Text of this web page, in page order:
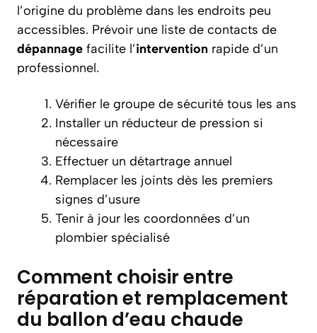
l’origine du problème dans les endroits peu
accessibles. Prévoir une liste de contacts de
dépannage facilite l’intervention rapide d’un
professionnel.
Vérifier le groupe de sécurité tous les ans
Installer un réducteur de pression si
nécessaire
Effectuer un détartrage annuel
Remplacer les joints dès les premiers
signes d’usure
Tenir à jour les coordonnées d’un
plombier spécialisé
Comment choisir entre
réparation et remplacement
du ballon d’eau chaude